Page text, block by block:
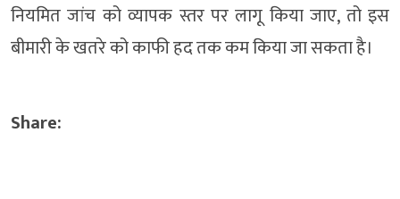
नियमित जांच को व्यापक स्तर पर लागू किया जाए, तो इस
बीमारी के खतरे को काफी हद तक कम किया जा सकता है।
Share: